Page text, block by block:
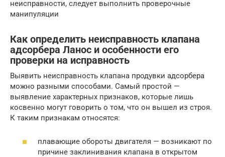
неисправности, следует выполнить проверочные
манипуляции
Как определить неисправность клапана
адсорбера Ланос и особенности его
проверки на исправность
Выявить неисправность клапана продувки адсорбера
можно разными способами. Самый простой —
выявление характерных признаков, которые лишь
косвенно могут говорить о том, что он вышел из строя.
К таким признакам относятся:
плавающие обороты двигателя — возникают по
причине заклинивания клапана в открытом